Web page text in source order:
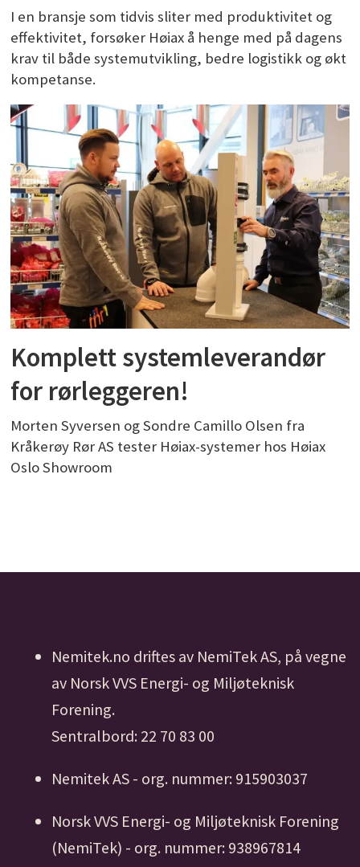
I en bransje som tidvis sliter med produktivitet og
effektivitet, forsøker Høiax å henge med på dagens
krav til både systemutvikling, bedre logistikk og økt
kompetanse.
Komplett systemleverandør
for rørleggeren!
Morten Syversen og Sondre Camillo Olsen fra
Kråkerøy Rør AS tester Høiax-systemer hos Høiax
Oslo Showroom
Nemitek.no driftes av NemiTek AS, på vegne
av Norsk VVS Energi- og Miljøteknisk
Forening.
Sentralbord: 22 70 83 00
Nemitek AS - org. nummer: 915903037
Norsk VVS Energi- og Miljøteknisk Forening
(NemiTek) - org. nummer: 938967814